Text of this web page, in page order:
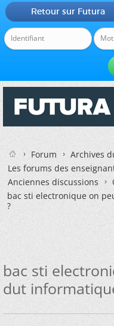
Retour sur Futura
Forum
Archives
Les forums des
Anciennes discussions
bac sti electronique on
?
bac sti
dut